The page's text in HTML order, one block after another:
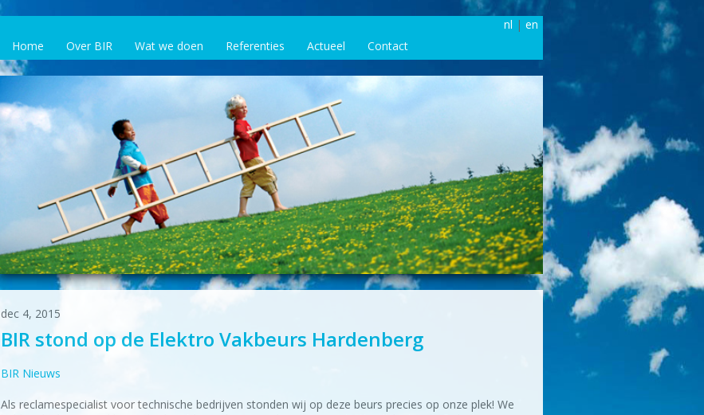
nl | en
Home
Over BIR Wat we doen Referenties Actueel Contact
dec 4, 2015
BIR stond op de Elektro Vakbeurs Hardenberg
BIR Nieuws
Als reclamespecialist voor technische bedrijven stonden wij op deze beurs precies op onze plek! We